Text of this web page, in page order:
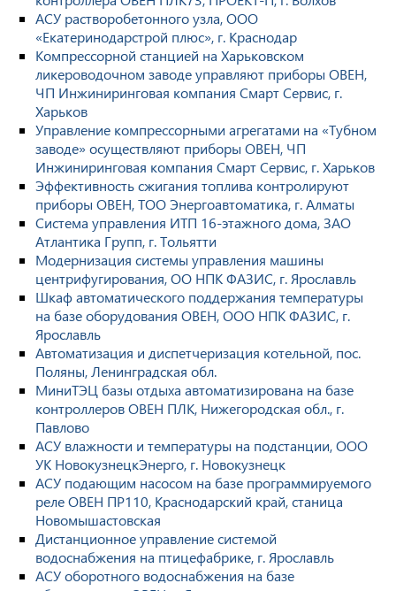
АСУ растворобетонного узла, ООО
«Екатеринодарстрой плюс», г. Краснодар
Компрессорной станцией на Харьковском
ликероводочном заводе управляют приборы ОВЕН,
ЧП Инжиниринговая компания Смарт Сервис, г.
Харьков
Управление компрессорными агрегатами на «Тубном
заводе» осуществляют приборы ОВЕН, ЧП
Инжиниринговая компания Смарт Сервис, г. Харьков
Эффективность сжигания топлива контролируют
приборы ОВЕН, ТОО Энергоавтоматика, г. Алматы
Система управления ИТП 16-этажного дома, ЗАО
Атлантика Групп, г. Тольятти
Модернизация системы управления машины
центрифугирования, ОО НПК ФАЗИС, г. Ярославль
Шкаф автоматического поддержания температуры
на базе оборудования ОВЕН, ООО НПК ФАЗИС, г.
Ярославль
Автоматизация и диспетчеризация котельной, пос.
Поляны, Ленинградская обл.
МиниТЭЦ базы отдыха автоматизирована на базе
контроллеров ОВЕН ПЛК, Нижегородская обл., г.
Павлово
АСУ влажности и температуры на подстанции, ООО
УК НовокузнецкЭнерго, г. Новокузнецк
АСУ подающим насосом на базе программируемого
реле ОВЕН ПР110, Краснодарский край, станица
Новомышастовская
Дистанционное управление системой
водоснабжения на птицефабрике, г. Ярославль
АСУ оборотного водоснабжения на базе